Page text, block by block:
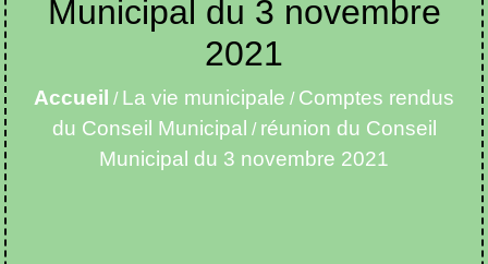
Municipal du 3 novembre
2021
Accueil / La vie municipale / Comptes rendus
du Conseil Municipal / réunion du Conseil
Municipal du 3 novembre 2021